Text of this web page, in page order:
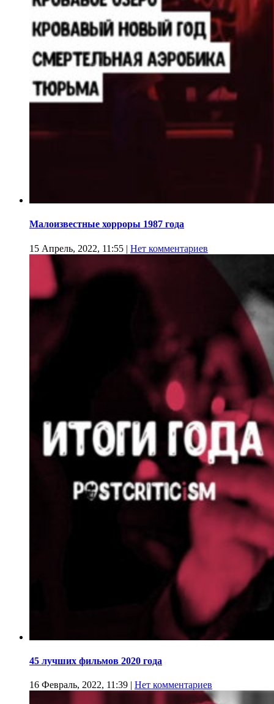
Малоизвестные хорроры 1987 года
15 Апрель, 2022, 11:55 | Нет комментариев
45 лучших фильмов 2020 года
16 Февраль, 2022, 11:39 | Нет комментариев